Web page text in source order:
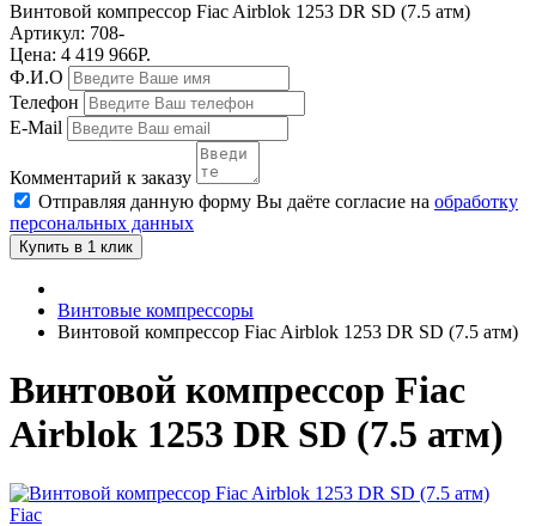
Винтовой компрессор Fiac Airblok 1253 DR SD (7.5 атм)
Артикул: 708-
Цена: 4 419 966Р.
Ф.И.О
Телефон
E-Mail
Комментарий к заказу
Отправляя данную форму Вы даёте согласие на обработку
персональных данных
Купить в 1 клик
Винтовые компрессоры
Винтовой компрессор Fiac Airblok 1253 DR SD (7.5 атм)
Винтовой компрессор Fiac
Airblok 1253 DR SD (7.5 атм)
Fiac